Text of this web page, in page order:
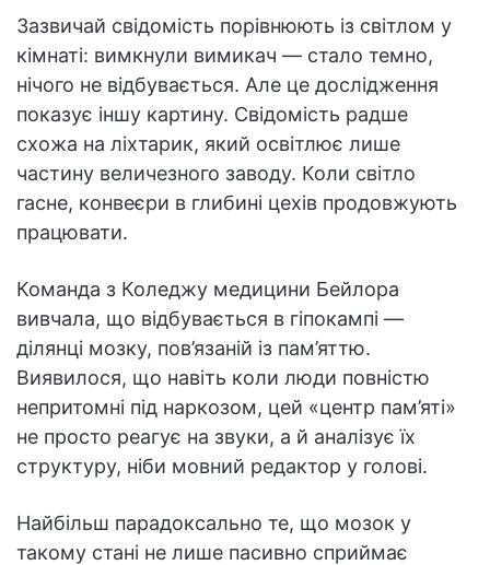
Зазвичай свідомість порівнюють із світлом у
кімнаті: вимкнули вимикач — стало темно,
нічого не відбувається. Але це дослідження
показує іншу картину. Свідомість радше
схожа на ліхтарик, який освітлює лише
частину величезного заводу. Коли світло
гасне, конвеєри в глибині цехів продовжують
працювати.
Команда з Коледжу медицини Бейлора
вивчала, що відбувається в гіпокампі —
ділянці мозку, пов’язаній із пам’яттю.
Виявилося, що навіть коли люди повністю
непритомні під наркозом, цей «центр пам’яті»
не просто реагує на звуки, а й аналізує їх
структуру, ніби мовний редактор у голові.
Найбільш парадоксально те, що мозок у
такому стані не лише пасивно сприймає